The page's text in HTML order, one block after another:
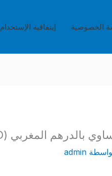
الخصوصية إيتفاقية الإستخدام
admin